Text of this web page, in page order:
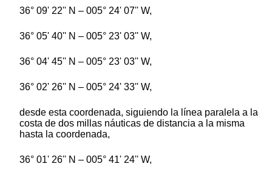
36° 09' 22'' N – 005° 24' 07'' W,
36° 05' 40'' N – 005° 23' 03'' W,
36° 04' 45'' N – 005° 23' 03'' W,
36° 02' 26'' N – 005° 24' 33'' W,
desde esta coordenada, siguiendo la línea paralela a la
costa de dos millas náuticas de distancia a la misma
hasta la coordenada,
36° 01' 26'' N – 005° 41' 24'' W,